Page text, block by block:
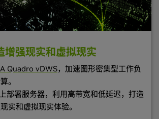
增强现实和虚拟现实
Quadro vDWS，加速图形密集型工作负
。
部署服务器，利用高带宽和低延迟，打造
实和虚拟现实体验。